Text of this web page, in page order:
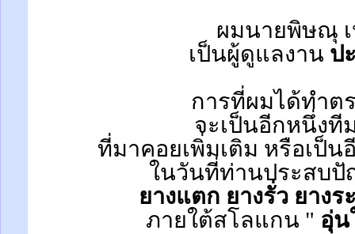
ผมนายพิษณุ เ
เป็นผู้ดูแลงาน ป
การที่ผมได้ทำต
จะเป็นอีกหนึ่งที
ที่มาคอยเพิ่มเติม หรือเป็
ในวันที่ท่านประสบ
ยางแตก ยางรั่ว ยางร
ภายใต้สโลแกน " อุ่น